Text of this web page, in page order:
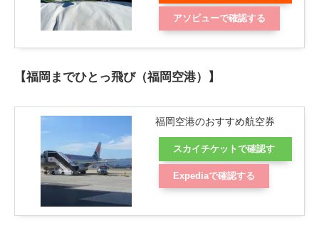
認する
アソビューで確認する
【福岡までひとっ飛び（福岡空港）】
福岡空港のおすすめ航空券
スカイチケットで確認す
る
Expediaで確認する